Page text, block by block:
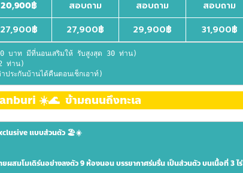
20,900฿ สอบถาม สอบถาม
สอบถาม
27,900฿ 27,900฿ 29,900฿ 31,900฿
บาท มีที่นอนเสริมให้ รับสูงสุด 30 ท่าน)
ท่าน)
ระกันบ้านได้คืนตอนเช็กเอาท์)
☀️🌊  ข้ามถนนถึงทะเล
แบบส่วนตัว 🏖☀️
สมโมเดิร์นอย่างลงตัว 9 ห้องนอน บรรยากาศร่มรื่น เป็นส่วนตัว บนเนื้อที่ 3 ไร่